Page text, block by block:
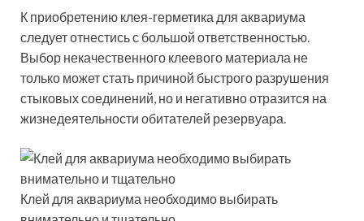
К приобретению клея-герметика для аквариума
следует отнестись с большой ответственностью.
Выбор некачественного клеевого материала не
только может стать причиной быстрого разрушения
стыковых соединений, но и негативно отразится на
жизнедеятельности обитателей резервуара.
Клей для аквариума необходимо выбирать